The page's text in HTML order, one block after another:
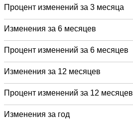
Процент изменений за 3 месяца
Изменения за 6 месяцев
Процент изменений за 6 месяцев
Изменения за 12 месяцев
Процент изменений за 12 месяцев
Изменения за год